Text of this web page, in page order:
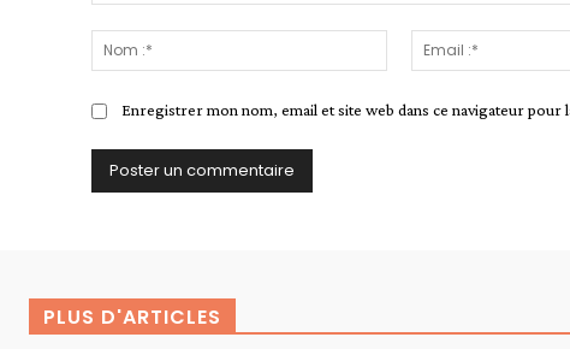
:*
Enregistrer mon nom, email et site web dans ce navigateur pour
PLUS D'ARTICLES